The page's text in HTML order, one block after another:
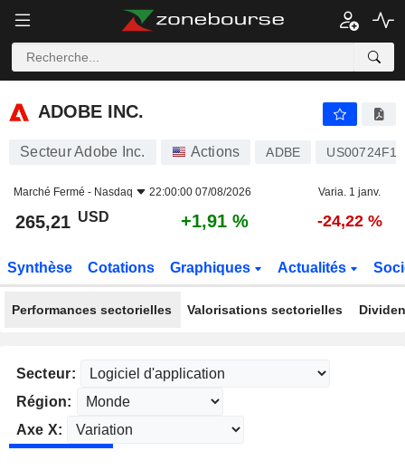
ADOBE INC.
ADOBE INC.
Secteur Adobe Inc. Actions ADBE
Marché Fermé - Nasdaq 22:00:00 07/08/2026 Varia. 1 janv.
265,21 USD +1,91 % -24,22 %
Synthèse Cotations Graphiques Actualités
Performances sectorielles Valorisations sectorielles
Secteur:
Région:
Axe X: